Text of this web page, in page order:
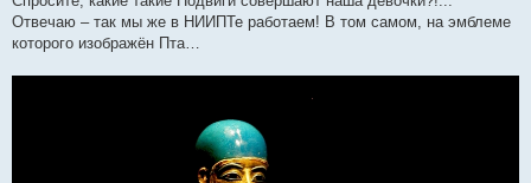
Отвечаю – так мы же в НИИПТе работаем! В том самом, на эмблеме
которого изображён Пта…